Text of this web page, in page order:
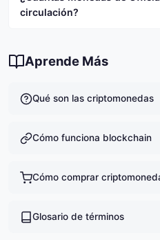
antes de invertir y nunca
$0.0144.
circulación?
Aprende Más
Qué son las criptomonedas
Cómo funciona blockchain
Cómo comprar
Glosario de términos